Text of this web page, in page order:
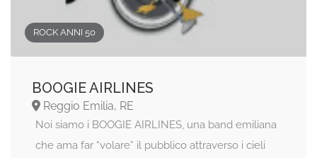
ROCK ANNI 50
BOOGIE AIRLINES
Reggio Emilia, RE
Noi siamo i BOOGIE AIRLINES, una band emiliana
che ama far “volare” il pubblico attraverso i cieli